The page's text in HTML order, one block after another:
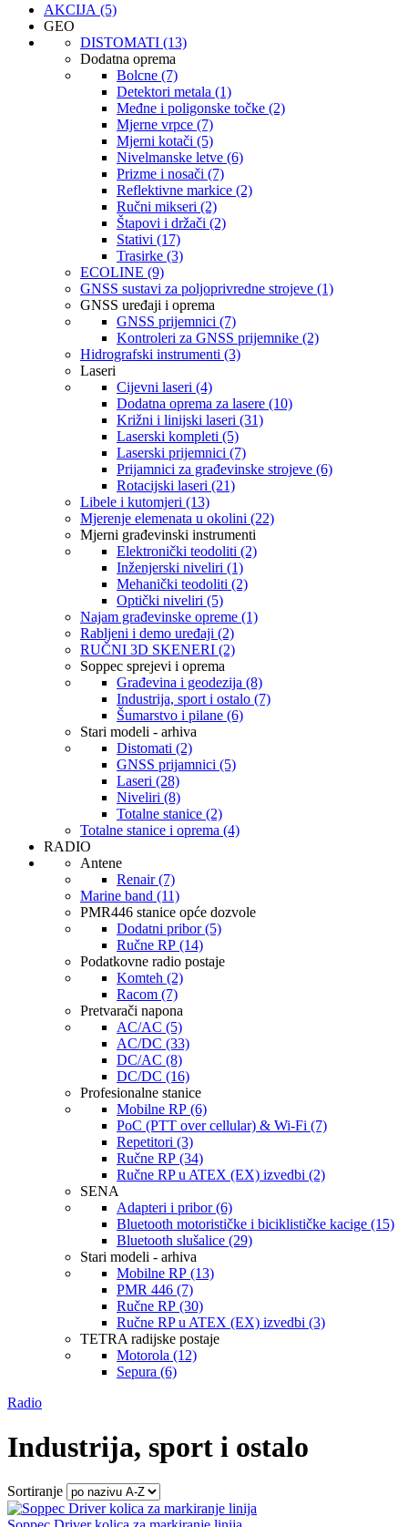
AKCIJA (5)
GEO
DISTOMATI (13)
Dodatna oprema
Bolcne (7)
Detektori metala (1)
Međne i poligonske točke (2)
Mjerne vrpce (7)
Mjerni kotači (5)
Nivelmanske letve (6)
Prizme i nosači (7)
Reflektivne markice (2)
Ručni mikseri (2)
Štapovi i držači (2)
Stativi (17)
Trasirke (3)
ECOLINE (9)
GNSS sustavi za poljoprivredne strojeve (1)
GNSS uređaji i oprema
GNSS prijemnici (7)
Kontroleri za GNSS prijemnike (2)
Hidrografski instrumenti (3)
Laseri
Cijevni laseri (4)
Dodatna oprema za lasere (10)
Križni i linijski laseri (31)
Laserski kompleti (5)
Laserski prijemnici (7)
Prijamnici za građevinske strojeve (6)
Rotacijski laseri (21)
Libele i kutomjeri (13)
Mjerenje elemenata u okolini (22)
Mjerni građevinski instrumenti
Elektronički teodoliti (2)
Inženjerski niveliri (1)
Mehanički teodoliti (2)
Optički niveliri (5)
Najam građevinske opreme (1)
Rabljeni i demo uređaji (2)
RUČNI 3D SKENERI (2)
Soppec sprejevi i oprema
Građevina i geodezija (8)
Industrija, sport i ostalo (7)
Šumarstvo i pilane (6)
Stari modeli - arhiva
Distomati (2)
GNSS prijamnici (5)
Laseri (28)
Niveliri (8)
Totalne stanice (2)
Totalne stanice i oprema (4)
RADIO
Antene
Renair (7)
Marine band (11)
PMR446 stanice opće dozvole
Dodatni pribor (5)
Ručne RP (14)
Podatkovne radio postaje
Komteh (2)
Racom (7)
Pretvarači napona
AC/AC (5)
AC/DC (33)
DC/AC (8)
DC/DC (16)
Profesionalne stanice
Mobilne RP (6)
PoC (PTT over cellular) & Wi-Fi (7)
Repetitori (3)
Ručne RP (34)
Ručne RP u ATEX (EX) izvedbi (2)
SENA
Adapteri i pribor (6)
Bluetooth motorističke i biciklističke kacige (15)
Bluetooth slušalice (29)
Stari modeli - arhiva
Mobilne RP (13)
PMR 446 (7)
Ručne RP (30)
Ručne RP u ATEX (EX) izvedbi (3)
TETRA radijske postaje
Motorola (12)
Sepura (6)
Radio
Industrija, sport i ostalo
Sortiranje